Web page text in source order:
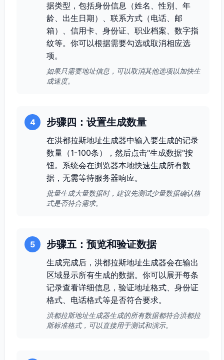
据类型，包括身份信息（姓名、性别、年
龄、出生日期）、联系方式（电话、邮
箱）、信用卡、身份证、职业档案、数字指
纹等。你可以根据需要勾选或取消相应选
项。
如果只需要地址信息，可以取消其他选项以加快生
成速度。
4 步骤四：设置生成数量
在洪都拉斯地址生成器中输入要生成的记录
数量（1-100条），然后点击"生成数据"按
钮。系统会在浏览器本地快速生成所有数
据，无需等待服务器响应。
批量生成大量数据时，建议先测试少量数据确认格
式是否符合需求。
5 步骤五：预览和验证数据
生成完成后，洪都拉斯地址生成器会在输出
区域显示所有生成的数据。你可以展开每条
记录查看详细信息，验证地址格式、身份证
格式、电话格式等是否符合要求。
洪都拉斯地址生成器生成的所有数据都符合洪都拉
斯标准格式，可以直接用于测试和演示。